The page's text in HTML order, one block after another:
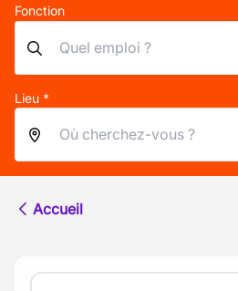
Fonction
Lieu *
Accueil